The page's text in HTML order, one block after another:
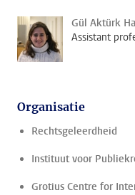
Gül Aktürk
Assistant
Organisatie
Rechtsgeleerdheid
Instituut voor
Grotius Centre for